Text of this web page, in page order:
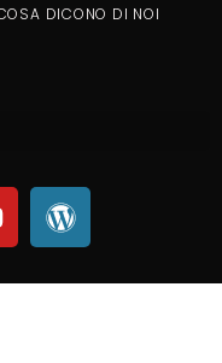
DICONO DI NOI